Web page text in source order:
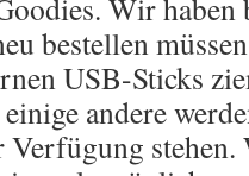
Wir haben
bestellen
USB-Sticks
andere
Verfügung